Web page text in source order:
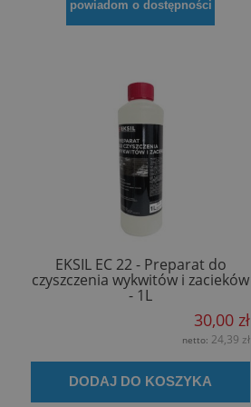
powiadom o dostępności
EKSIL EC 22 - Preparat do
czyszczenia wykwitów i zacieków
- 1L
30,00 zł
netto: 24,39 zł
DODAJ DO KOSZYKA